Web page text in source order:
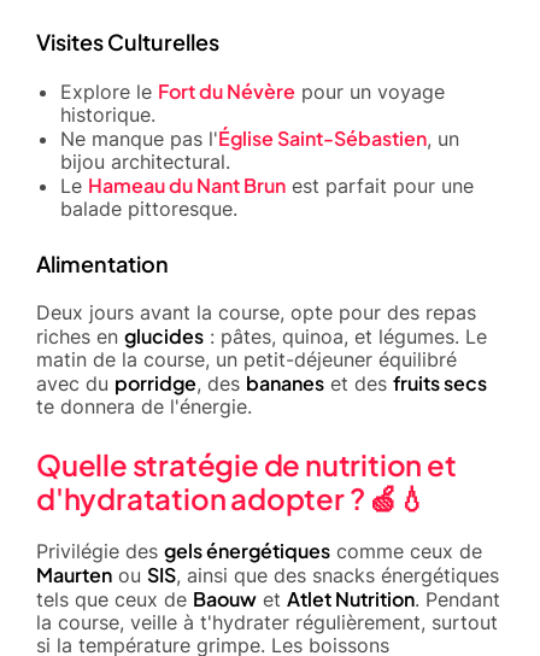
Visites Culturelles
Explore le Fort du Névère pour un voyage
historique.
Ne manque pas l'Église Saint-Sébastien, un
bijou architectural.
Le Hameau du Nant Brun est parfait pour une
balade pittoresque.
Alimentation
Deux jours avant la course, opte pour des repas
riches en glucides : pâtes, quinoa, et légumes. Le
matin de la course, un petit-déjeuner équilibré
avec du porridge, des bananes et des fruits secs
te donnera de l'énergie.
Quelle stratégie de nutrition et
d'hydratation adopter ? 🍏💧
Privilégie des gels énergétiques comme ceux de
Maurten ou SIS, ainsi que des snacks énergétiques
tels que ceux de Baouw et Atlet Nutrition. Pendant
la course, veille à t'hydrater régulièrement, surtout
si la température grimpe. Les boissons